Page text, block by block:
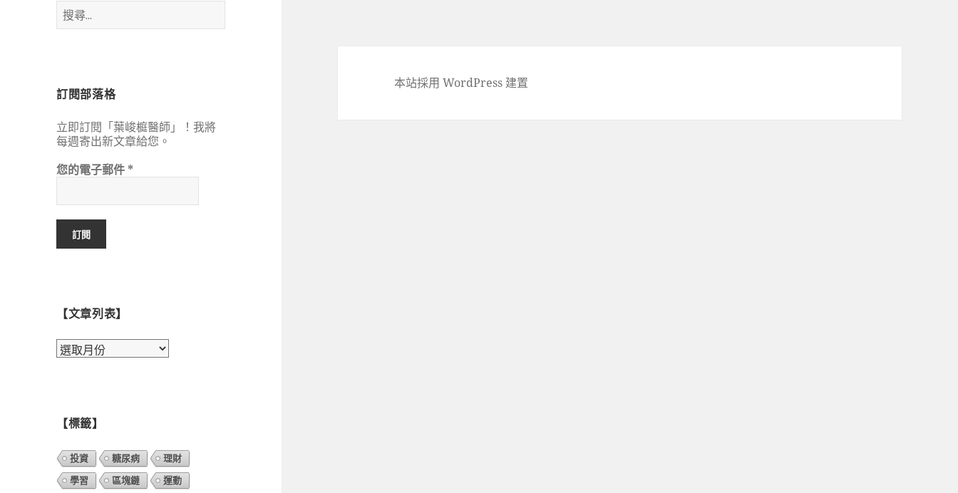
搜
尋
訂閱部落格
立即訂閱「葉峻榳醫師」！我將
每週寄出新文章給您。
您的電子郵件*
【文章列表】
【文
【標籤】
投資 糖尿病
理財
學習
區塊鏈
運動
本站採用 WordPress 建置